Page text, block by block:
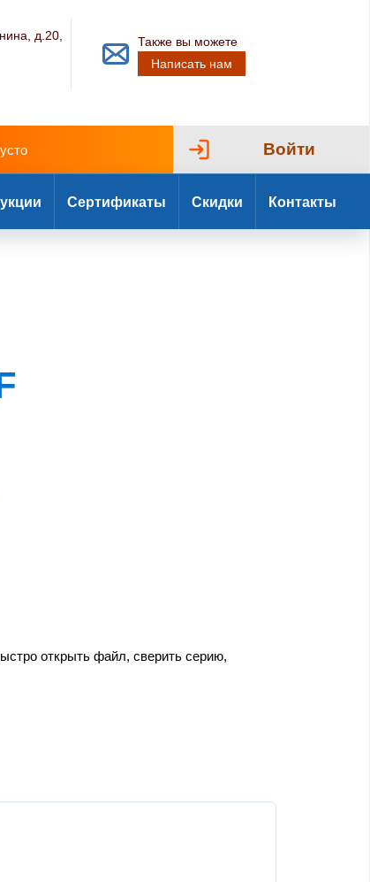
д.20,
Также вы можете
Написать нам
Войти
Сертификаты Скидки Контакты
открыть файл, сверить серию,